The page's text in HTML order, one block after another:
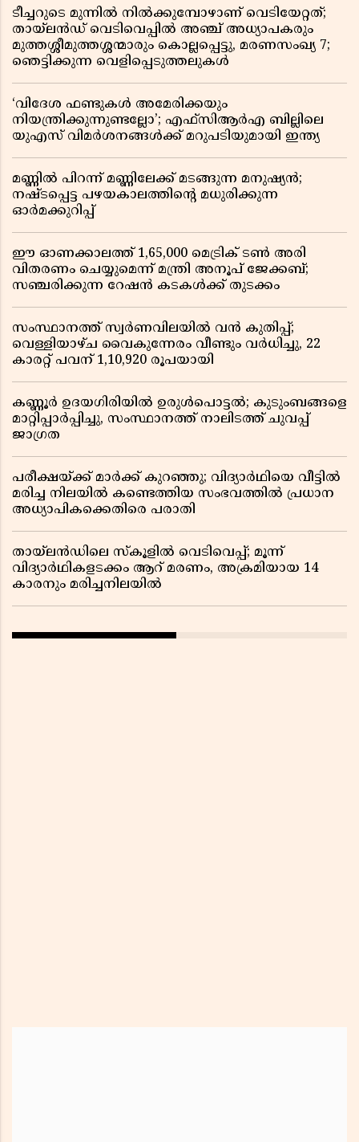
ടീച്ചറുടെ മുന്നിൽ നിൽക്കുമ്പോഴാണ് വെടിയേറ്റത്;
തായ്‌ലൻഡ് വെടിവെപ്പിൽ അഞ്ച് അധ്യാപകരും
മുത്തശ്ശീമുത്തശ്ശന്മാരും കൊല്ലപ്പെട്ടു, മരണസംഖ്യ 7;
ഞെട്ടിക്കുന്ന വെളിപ്പെടുത്തലുകൾ
‘വിദേശ ഫണ്ടുകൾ അമേരിക്കയും
നിയന്ത്രിക്കുന്നുണ്ടല്ലോ’; എഫ്സിആർഎ ബില്ലിലെ
യുഎസ് വിമർശനങ്ങൾക്ക് മറുപടിയുമായി ഇന്ത്യ
മണ്ണിൽ പിറന്ന് മണ്ണിലേക്ക് മടങ്ങുന്ന മനുഷ്യൻ;
നഷ്ടപ്പെട്ട പഴയകാലത്തിൻ്റെ മധുരിക്കുന്ന
ഓർമക്കുറിപ്പ്
ഈ ഓണക്കാലത്ത് 1,65,000 മെട്രിക് ടൺ അരി
വിതരണം ചെയ്യുമെന്ന് മന്ത്രി അനൂപ് ജേക്കബ്;
സഞ്ചരിക്കുന്ന റേഷൻ കടകൾക്ക് തുടക്കം
സംസ്ഥാനത്ത് സ്വർണവിലയിൽ വൻ കുതിപ്പ്;
വെള്ളിയാഴ്ച വൈകുന്നേരം വീണ്ടും വർധിച്ചു, 22
കാരറ്റ് പവന് 1,10,920 രൂപയായി
കണ്ണൂർ ഉദയഗിരിയിൽ ഉരുൾപൊട്ടൽ; കുടുംബങ്ങളെ
മാറ്റിപ്പാർപ്പിച്ചു, സംസ്ഥാനത്ത് നാലിടത്ത് ചുവപ്പ്
ജാഗ്രത
പരീക്ഷയ്ക്ക് മാർക്ക് കുറഞ്ഞു; വിദ്യാർഥിയെ വീട്ടിൽ
മരിച്ച നിലയിൽ കണ്ടെത്തിയ സംഭവത്തിൽ പ്രധാന
അധ്യാപികക്കെതിരെ പരാതി
തായ്‌ലൻഡിലെ സ്‌കൂളിൽ വെടിവെപ്പ്; മൂന്ന്
വിദ്യാർഥികളടക്കം ആറ് മരണം, അക്രമിയായ 14
കാരനും മരിച്ചനിലയിൽ